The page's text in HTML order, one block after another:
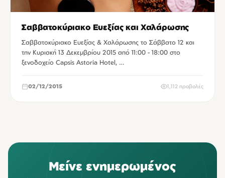
Σαββατοκύριακο Ευεξίας και Χαλάρωσης
Σαββατοκύριακο Ευεξίας & Χαλάρωσης το Σάββατο 12 και
την Κυριακή 13 Δεκεμβρίου 2015 από 11:00 - 18:00 στο
ξενοδοχείο Capsis Astoria Hotel, …
02/12/2015 1,112 προβολές
Μείνε ενημερωμένος